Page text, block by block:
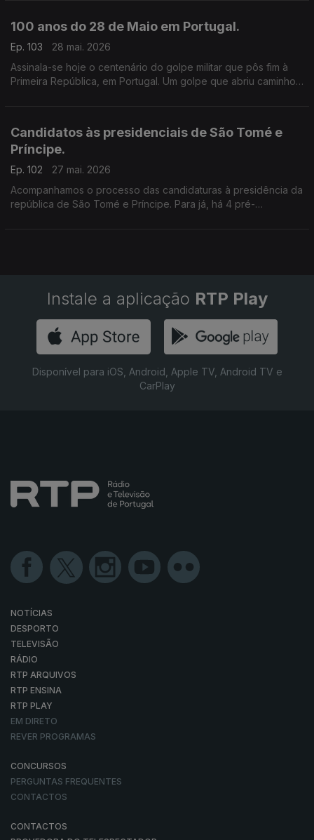
100 anos do 28 de Maio em Portugal.
Ep. 103
28 mai. 2026
Assinala-se hoje o centenário do golpe militar que pôs fim à
Primeira República, em Portugal. Um golpe que abriu caminho
Candidatos às presidenciais de São Tomé e
Príncipe.
Ep. 102
27 mai. 2026
Acompanhamos o processo das candidaturas à presidência da
república de São Tomé e Príncipe. Para já, há 4 pré-
Instale a aplicação RTP Play
Disponível para iOS, Android, Apple TV, Android TV e
CarPlay
NOTÍCIAS
DESPORTO
TELEVISÃO
RÁDIO
RTP ARQUIVOS
RTP ENSINA
RTP PLAY
EM DIRETO
REVER PROGRAMAS
CONCURSOS
PERGUNTAS FREQUENTES
CONTACTOS
CONTACTOS